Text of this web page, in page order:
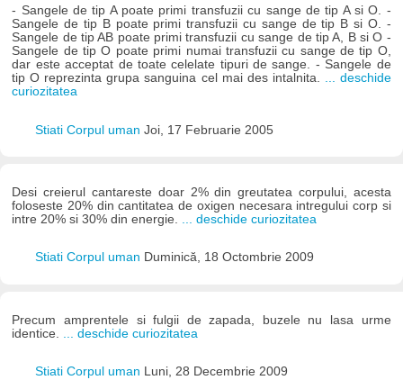
- Sangele de tip A poate primi transfuzii cu sange de tip A si O. -
Sangele de tip B poate primi transfuzii cu sange de tip B si O. -
Sangele de tip AB poate primi transfuzii cu sange de tip A, B si O -
Sangele de tip O poate primi numai transfuzii cu sange de tip O,
dar este acceptat de toate celelate tipuri de sange. - Sangele de
tip O reprezinta grupa sanguina cel mai des intalnita. ... deschide
curiozitatea
Stiati Corpul uman Joi, 17 Februarie 2005
Desi creierul cantareste doar 2% din greutatea corpului, acesta
foloseste 20% din cantitatea de oxigen necesara intregului corp si
intre 20% si 30% din energie. ... deschide curiozitatea
Stiati Corpul uman Duminică, 18 Octombrie 2009
Precum amprentele si fulgii de zapada, buzele nu lasa urme
identice.
... deschide curiozitatea
Stiati Corpul uman Luni, 28 Decembrie 2009